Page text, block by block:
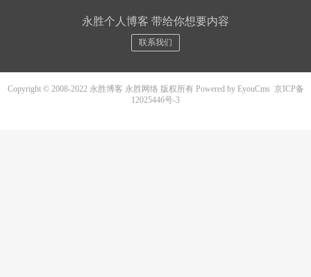
永胜个人博客 带给你想要内容
联系我们
Copyright © 2008-2022 永胜博客 永胜网络 版权所有Powered by EyouCms 京ICP备
12025446号-3